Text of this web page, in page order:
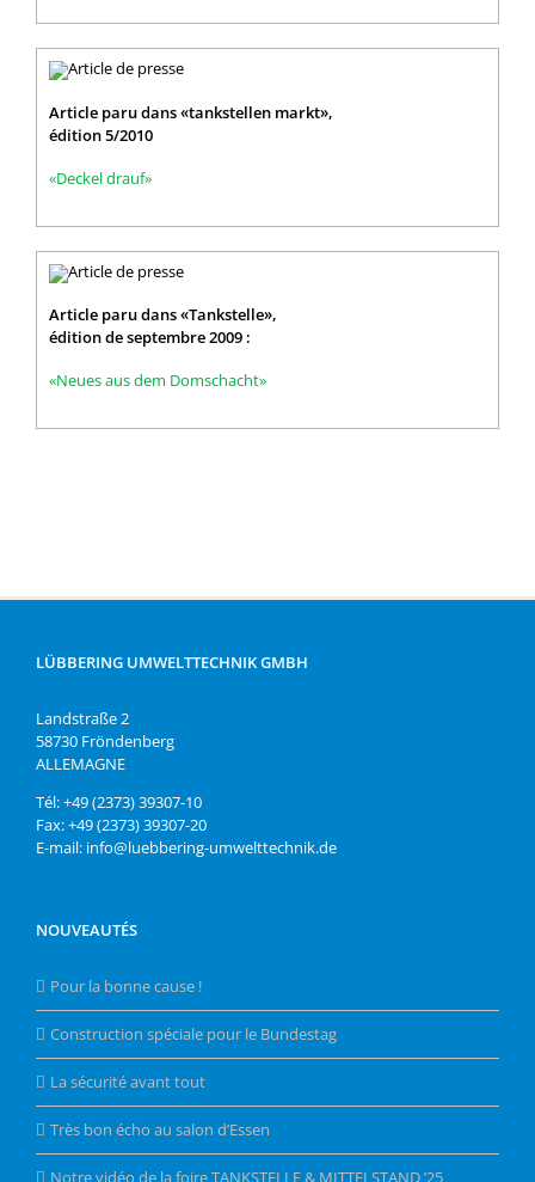
Article paru dans «tankstellen markt»,
édition 5/2010
«Deckel drauf»
Article paru dans «Tankstelle»,
édition de septembre 2009 :
«Neues aus dem Domschacht»
LÜBBERING UMWELTTECHNIK GMBH
Landstraße 2
58730 Fröndenberg
ALLEMAGNE
Tél: +49 (2373) 39307-10
Fax: +49 (2373) 39307-20
E-mail: info@luebbering-umwelttechnik.de
NOUVEAUTÉS
Pour la bonne cause !
Construction spéciale pour le Bundestag
La sécurité avant tout
Très bon écho au salon d’Essen